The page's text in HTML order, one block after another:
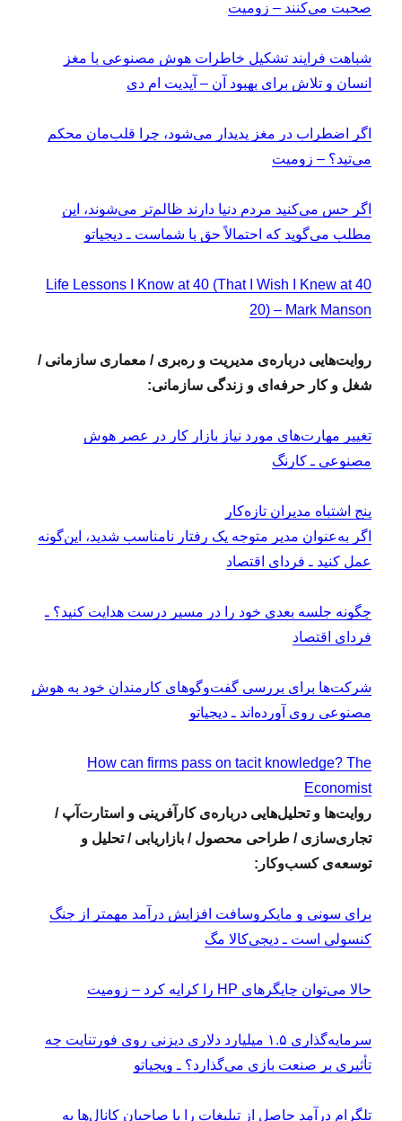
صحبت می‌کنند – زومیت
شباهت فرایند تشکیل خاطرات هوش مصنوعی با مغز
انسان و تلاش برای بهبود آن – آپدیت ام دی
اگر اضطراب در مغز پدیدار می‌شود، چرا قلب‌مان محکم
می‌تپد؟ – زومیت
اگر حس می‌کنید مردم دنیا دارند ظالم‌تر می‌شوند، این
مطلب می‌گوید که احتمالاً حق با شماست ـ دیجیاتو
40 Life Lessons I Know at 40 (That I Wish I Knew at
20) – Mark Manson
روایت‌هایی درباره‌ی مدیریت و ره‌بری / معماری سازمانی /
شغل و کار حرفه‌ای و زندگی سازمانی:
تغییر مهارت‌های مورد نیاز بازار کار در عصر هوش
مصنوعی ـ کارنگ
پنج اشتباه مدیران تازه‌کار
اگر به‌عنوان مدیر متوجه یک رفتار نامناسب شدید، این‌گونه
عمل کنید ـ فردای اقتصاد
چگونه جلسه بعدی خود را در مسیر درست هدایت کنید؟ ـ
فردای اقتصاد
شرکت‌ها برای بررسی گفت‌وگوهای کارمندان خود به هوش
مصنوعی روی آورده‌اند ـ دیجیاتو
How can firms pass on tacit knowledge? The
Economist
روایت‌ها و تحلیل‌هایی درباره‌ی کارآفرینی و استارت‌آپ /
تجاری‌سازی / طراحی محصول / بازاریابی / تحلیل و
توسعه‌ی کسب‌وکار:
برای سونی و مایکروسافت افزایش درآمد مهمتر از جنگ
کنسولی است ـ دیجی‌کالا مگ
حالا می‌توان چاپگرهای HP را کرایه کرد – زومیت
سرمایه‌گذاری ۱.۵ میلیارد دلاری دیزنی روی فورتنایت چه
تأثیری بر صنعت بازی می‌گذارد؟ ـ ویجیاتو
تلگرام درآمد حاصل از تبلیغات را با صاحبان کانال‌ها به